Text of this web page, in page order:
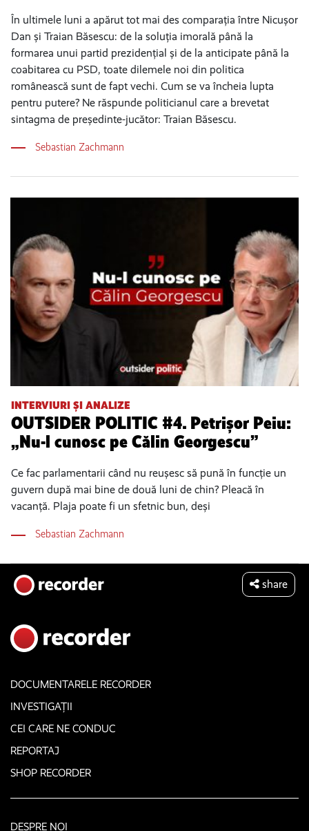
În ultimele luni a apărut tot mai des comparația între Nicușor
Dan și Traian Băsescu: de la soluția imorală până la
formarea unui partid prezidențial și de la anticipate până la
coabitarea cu PSD, toate dilemele noi din politica
românească sunt de fapt vechi. Cum se va încheia lupta
pentru putere? Ne răspunde politicianul care a brevetat
sintagma de președinte-jucător: Traian Băsescu.
Sebastian Zachmann
INTERVIURI ȘI ANALIZE
OUTSIDER POLITIC #4. Petrișor Peiu:
„Nu-l cunosc pe Călin Georgescu”
Ce fac parlamentarii când nu reușesc să pună în funcție un
guvern după mai bine de două luni de chin? Pleacă în
vacanță. Plaja poate fi un sfetnic bun, deși
Sebastian Zachmann
share
DOCUMENTARELE RECORDER
INVESTIGAȚII
CEI CARE NE CONDUC
REPORTAJ
SHOP RECORDER
DESPRE NOI